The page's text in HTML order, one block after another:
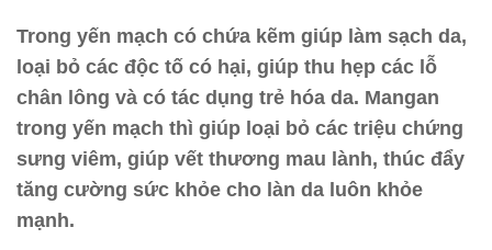
Trong yến mạch có chứa kẽm giúp làm sạch da,
loại bỏ các độc tố có hại, giúp thu hẹp các lỗ
chân lông và có tác dụng trẻ hóa da. Mangan
trong yến mạch thì giúp loại bỏ các triệu chứng
sưng viêm, giúp vết thương mau lành, thúc đẩy
tăng cường sức khỏe cho làn da luôn khỏe
mạnh.